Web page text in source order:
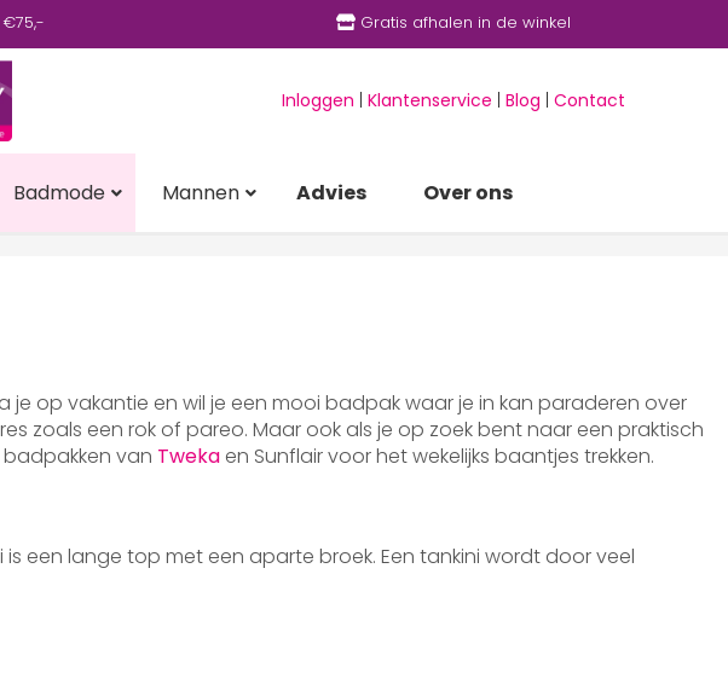
Gratis afhalen in de winkel
Inloggen Klantenservice Blog Contact
Badmode Mannen Advies Over ons
je op vakantie en wil je een mooi badpak waar je in kan paraderen over
zoals een rok of pareo. Maar ook als je op zoek bent naar een praktisch
van Tweka en Sunflair voor het wekelijks baantjes trekken.
een lange top met een aparte broek. Een tankini wordt door veel